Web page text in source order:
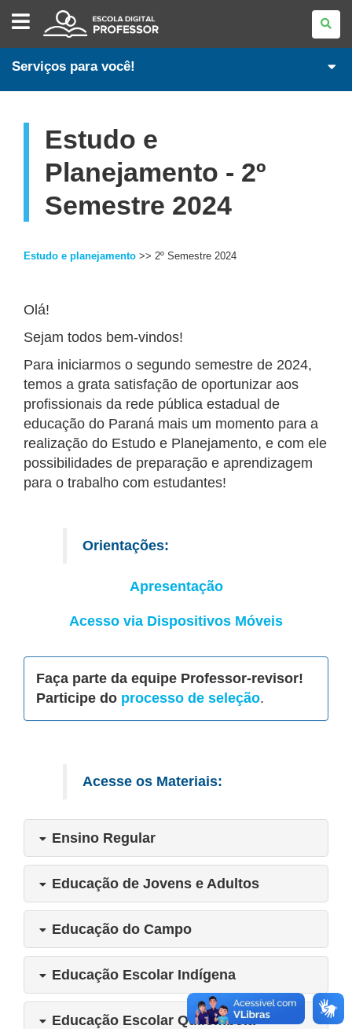
ESCOLA
DIGITAL
-
PROFESSORES
Serviços para você!
Estudo e
Planejamento - 2º
Semestre 2024
Estudo e planejamento >> 2º Semestre 2024
Olá!
Sejam todos bem-vindos!
Para iniciarmos o segundo semestre de 2024,
temos a grata satisfação de oportunizar aos
profissionais da rede pública estadual de
educação do Paraná mais um momento para a
realização do Estudo e Planejamento, e com ele
possibilidades de preparação e aprendizagem
para o trabalho com estudantes!
Orientações:
Apresentação
Acesso via Dispositivos Móveis
Faça parte da equipe Professor-revisor!
Participe do processo de seleção.
Acesse os Materiais:
Ensino Regular
Educação de Jovens e Adultos
Educação do Campo
Educação Escolar Indígena
Educação Escolar Quilombola